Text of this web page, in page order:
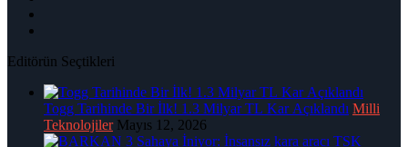
Editörün Seçtikleri
Togg Tarihinde Bir İlk! 1.3 Milyar TL Kar Açıklandı Milli
Teknolojiler Mayıs 12, 2026